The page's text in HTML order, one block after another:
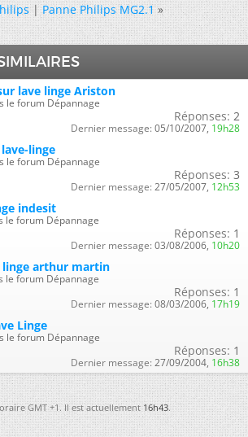
|Panne Philips MG2.1 »
lave linge Ariston
le forum Dépannage
Réponses: 2
Dernier message: 05/10/2007, 19h28
linge
le forum Dépannage
Réponses: 3
Dernier message: 27/05/2007, 12h53
indesit
le forum Dépannage
Réponses: 1
Dernier message: 03/08/2006, 10h20
arthur martin
le forum Dépannage
Réponses: 1
Dernier message: 08/03/2006, 17h19
Linge
le forum Dépannage
Réponses: 1
Dernier message: 27/09/2004, 16h38
GMT +1. Il est actuellement16h43.